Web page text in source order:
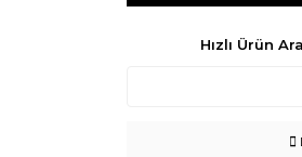
Hızlı Ürün